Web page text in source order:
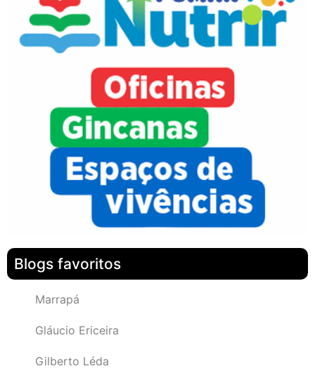
Blogs favoritos
Marrapá
Gláucio Ericeira
Gilberto Léda